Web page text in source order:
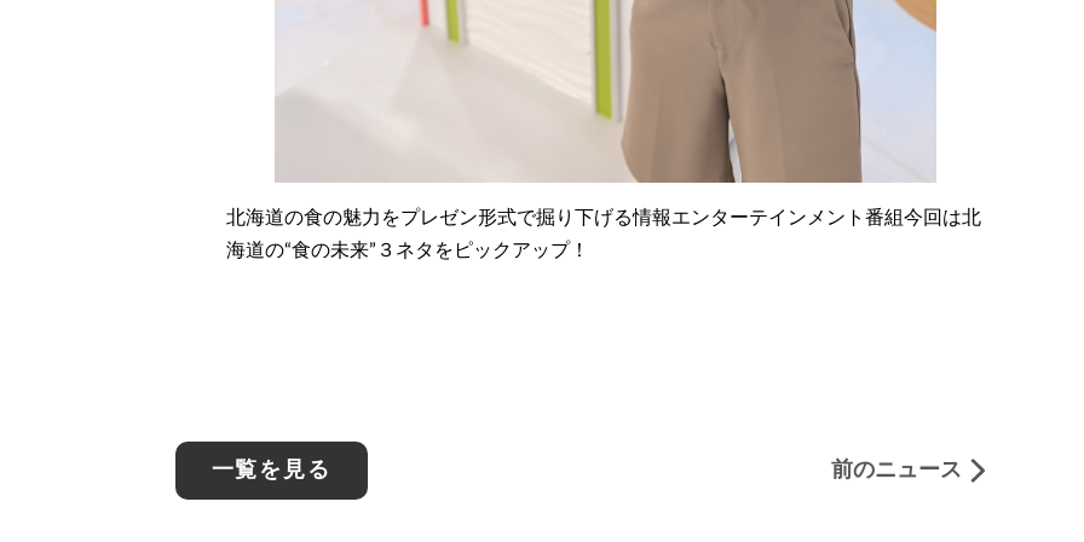
北海道の食の魅力をプレゼン形式で掘り下げる情報エンターテインメント番組今回は北
海道の“食の未来”３ネタをピックアップ！
一覧を見る 前のニュース